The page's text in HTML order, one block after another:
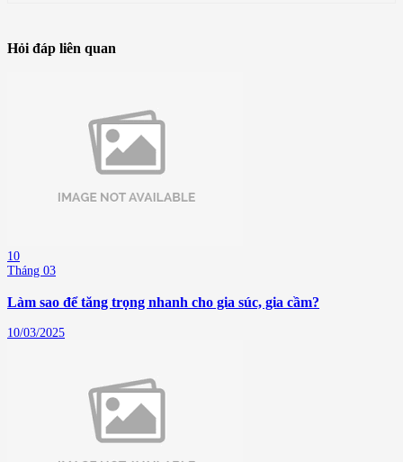
Hỏi đáp liên quan
10
Tháng 03
Làm sao để tăng trọng nhanh cho gia súc, gia cầm?
10/03/2025